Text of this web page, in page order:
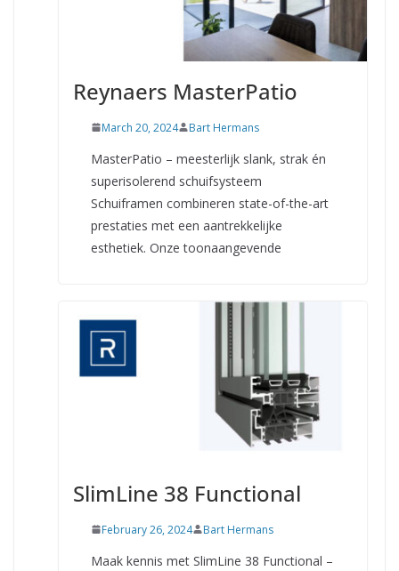
Reynaers MasterPatio
March 20, 2024 Bart Hermans
MasterPatio – meesterlijk slank, strak én
superisolerend schuifsysteem
Schuiframen combineren state-of-the-art
prestaties met een aantrekkelijke
esthetiek. Onze toonaangevende
SlimLine 38 Functional
February 26, 2024 Bart Hermans
Maak kennis met SlimLine 38 Functional –